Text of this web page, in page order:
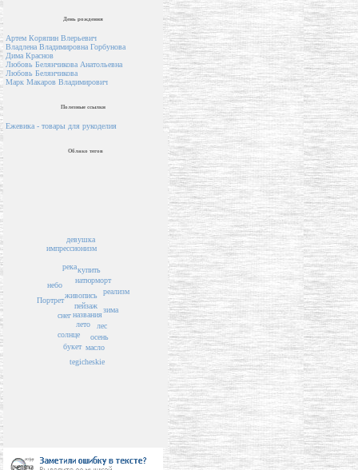
День рождения
Артем Коряпин Влерьевич
Владлена Владимировна Горбунова
Дима Краснов
Любовь Белянчикова Анатольевна
Любовь Белянчикова
Марк Макаров Владимирович
Полезные ссылки
Ежевика - товары для рукоделия
Облако тегов
пейзаж
названия
живопись
лето
натюрморт
купить
солнце
лес
зима
осень
букет масло
река
снег
tegicheskie
реализм
небо
импрессионизм
Портрет
девушка